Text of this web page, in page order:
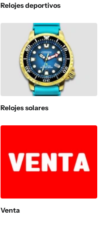
Relojes deportivos
Relojes solares
Venta